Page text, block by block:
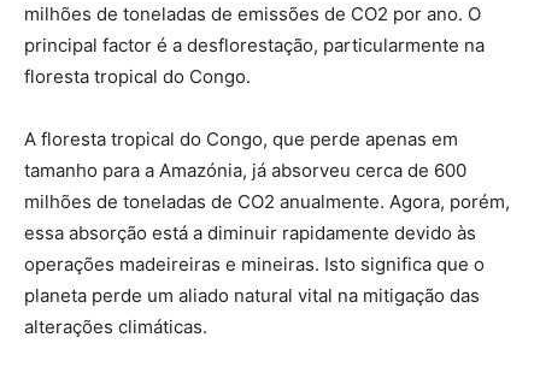
milhões de toneladas de emissões de CO2 por ano. O
principal factor é a desflorestação, particularmente na
floresta tropical do Congo.
A floresta tropical do Congo, que perde apenas em
tamanho para a Amazónia, já absorveu cerca de 600
milhões de toneladas de CO2 anualmente. Agora, porém,
essa absorção está a diminuir rapidamente devido às
operações madeireiras e mineiras. Isto significa que o
planeta perde um aliado natural vital na mitigação das
alterações climáticas.